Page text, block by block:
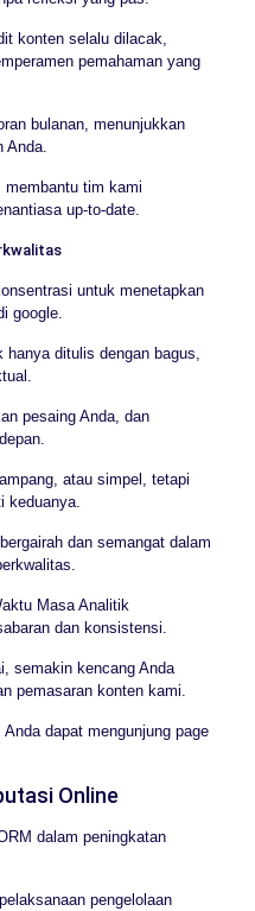
konten selalu dilacak,
pemahaman yang
bulanan, menunjukkan
Anda.
tim kami
up-to-date.
untuk menetapkan
google.
ditulis dengan bagus,
pesaing Anda, dan
atau simpel, tetapi
keduanya.
dan semangat dalam
Masa Analitik
dan konsistensi.
semakin kencang Anda
pemasaran konten kami.
dapat mengunjung page
Online
dalam peningkatan
pengelolaan